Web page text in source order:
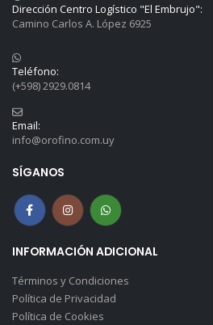
Dirección Centro Logístico "El Embrujo":
Camino Carlos A. López 6925
Teléfono:
(+598) 2929.0814
Email:
info@orofino.com.uy
SÍGANOS
INFORMACIÓN ADICIONAL
Términos y Condiciones
Política de Privacidad
Política de Cookies